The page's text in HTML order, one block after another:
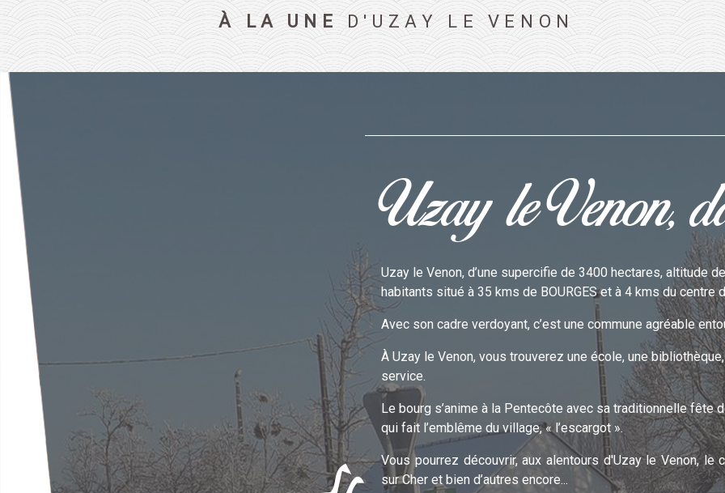
À LA UNE D'UZAY LE VENON
Uzay le Venon,
Uzay le Venon, d’une supercifie de 3400 hectares, altitude
habitants situé à 35 kms de BOURGES et à 4 kms du centre
Avec son cadre verdoyant, c’est une commune agréable
À Uzay le Venon, vous trouverez une école, une
service.
Le bourg s’anime à la Pentecôte avec sa traditionnelle fête
qui fait l’emblême du village, « l’escargot ».
Vous pourrez découvrir, aux alentours d'Uzay le Venon, le
sur Cher et bien d’autres encore...